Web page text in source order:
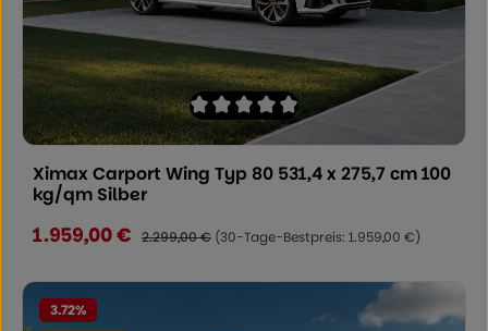
Durchschnittliche Bewertung von 0
Ximax Carport Wing Typ 80 531,4 x 275,7 cm 100
kg/qm Silber
Verkaufspreis:
1.959,00 € Regulärer Preis:
2.299,00 € (30-Tage-Bestpreis: 1.959,00 €)
3.72%